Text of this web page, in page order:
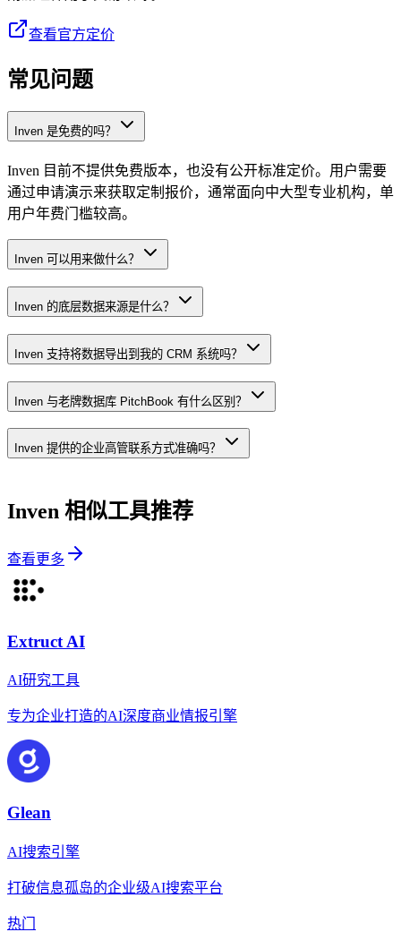
查看官方定价
常见问题
Inven 是免费的吗？
Inven 目前不提供免费版本，也没有公开标准定价。用户需要
通过申请演示来获取定制报价，通常面向中大型专业机构，单
用户年费门槛较高。
Inven 可以用来做什么？
Inven 的底层数据来源是什么？
Inven 支持将数据导出到我的 CRM 系统吗？
Inven 与老牌数据库 PitchBook 有什么区别？
Inven 提供的企业高管联系方式准确吗？
Inven 相似工具推荐
查看更多
Extruct AI
AI研究工具
专为企业打造的AI深度商业情报引擎
Glean
AI搜索引擎
打破信息孤岛的企业级AI搜索平台
热门